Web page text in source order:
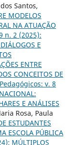
Santos,
MODELOS
NA ATUAÇÃO
n. 2 (2025):
E
ENTRE
CONCEITOS DE
v. 8
E ANÁLISES
Rosa, Paula
ESTUDANTES
ESCOLA PÚBLICA
MÚLTIPLOS